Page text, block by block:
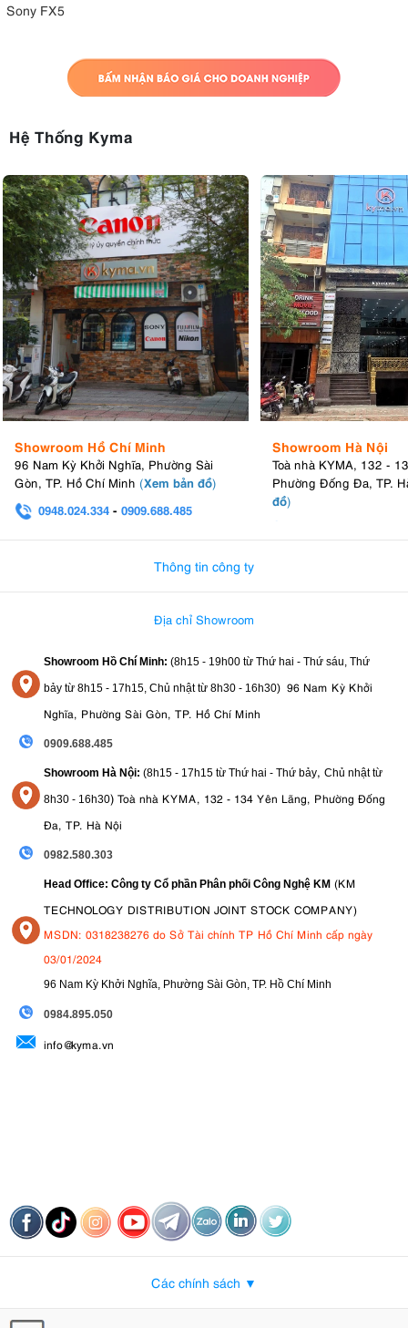
Sony FX5
Hệ Thống Kyma
Showroom Hồ Chí Minh
96 Nam Kỳ Khởi Nghĩa, Phường Sài
Gòn, TP. Hồ Chí Minh (Xem bản đồ)
0948.024.334 - 0909.688.485
Showroom Hà Nội
Toà nhà KYMA, 132 -
Phường Đống Đa, TP.
đồ)
Thông tin công ty
Địa chỉ Showroom
Showroom Hồ Chí Minh: (8h15 - 19h00 từ Thứ hai - Thứ sáu, Thứ
bảy từ 8h15 - 17h15, Chủ nhật từ 8h30 - 16h30) 96 Nam Kỳ Khởi
Nghĩa, Phường Sài Gòn, TP. Hồ Chí Minh
0909.688.485
Showroom Hà Nội: (8h15 - 17h15 từ Thứ hai - Thứ bảy, Chủ nhật từ
8h30 - 16h30) Toà nhà KYMA, 132 - 134 Yên Lãng, Phường Đống
Đa, TP. Hà Nội
0982.580.303
Head Office: Công ty Cổ phần Phân phối Công Nghệ KM (KM
TECHNOLOGY DISTRIBUTION JOINT STOCK COMPANY)
MSDN: 0318238276 do Sở Tài chính TP Hồ Chí Minh cấp ngày
03/01/2024
96 Nam Kỳ Khởi Nghĩa, Phường Sài Gòn, TP. Hồ Chí Minh
0984.895.050
info@kyma.vn
Các chính sách ▼